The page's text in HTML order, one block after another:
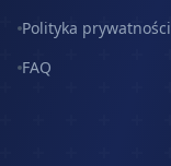
Polityka prywatności
FAQ